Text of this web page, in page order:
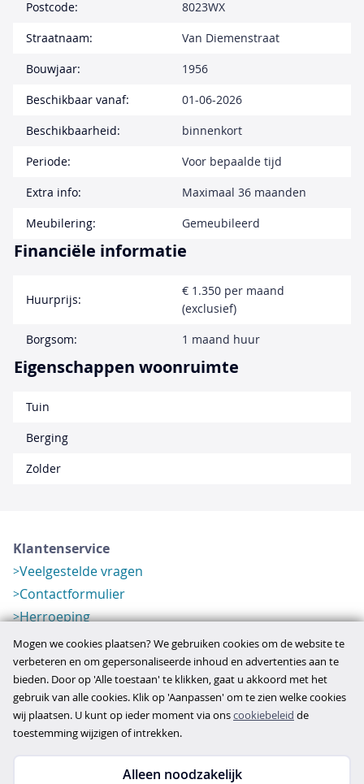
Postcode:
8023WX
Straatnaam:
Van Diemenstraat
Bouwjaar:
1956
Beschikbaar vanaf:
01-06-2026
Beschikbaarheid:
binnenkort
Periode:
Voor bepaalde tijd
Extra info:
Maximaal 36 maanden
Meubilering:
Gemeubileerd
Financiële informatie
Huurprijs:
€ 1.350 per maand
(exclusief)
Borgsom:
1 maand huur
Eigenschappen woonruimte
Tuin
Berging
Zolder
Klantenservice
Veelgestelde vragen
Contactformulier
Herroeping
Over ons
Bedrijfsgegevens
Werkwijze
Overzichten
Verlopen aanbod
Mogen we cookies plaatsen? We gebruiken cookies om de website te
verbeteren en om gepersonaliseerde inhoud en advertenties aan te
bieden. Door op 'Alle toestaan' te klikken, gaat u akkoord met het
gebruik van alle cookies. Klik op 'Aanpassen' om te zien welke cookies
wij plaatsen. U kunt op ieder moment via onscookiebeleid de
toestemming wijzigen of intrekken.
Alleen noodzakelijk